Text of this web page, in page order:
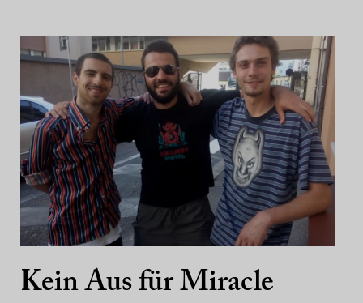
Kein Aus für Miracle